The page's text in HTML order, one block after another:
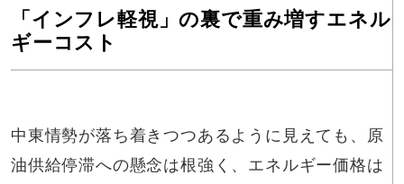
「インフレ軽視」の裏で重み増すエネル
ギーコスト
中東情勢が落ち着きつつあるように見えても、原
油供給停滞への懸念は根強く、エネルギー価格は